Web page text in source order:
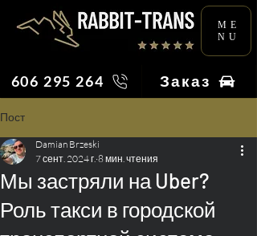
ME
NU
606 295 264 Заказ
Пост
Мы застряли на Uber?
Роль такси в городской
Damian Brzeski
7 сент. 2024 г. 8 мин. чтения